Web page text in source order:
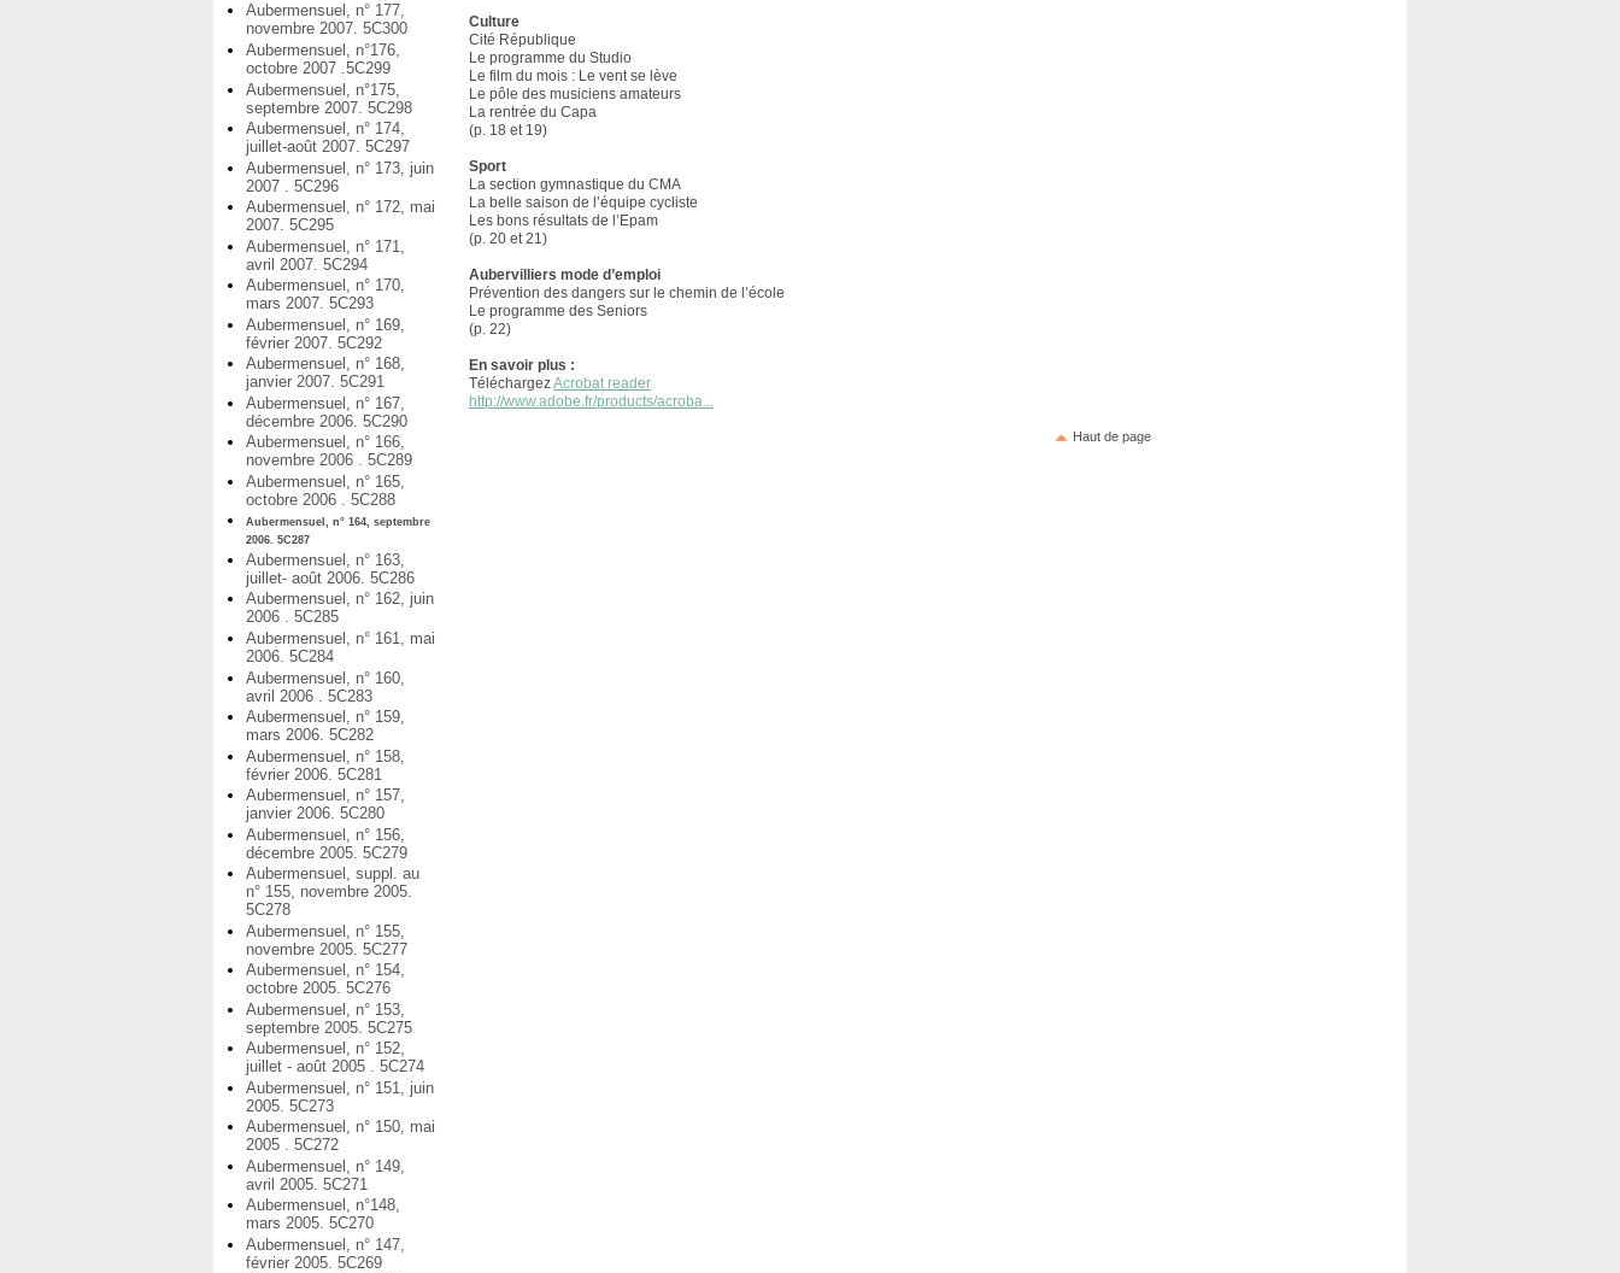
Aubermensuel, n° 177,
novembre 2007. 5C300
Aubermensuel, n°176,
octobre 2007 .5C299
Aubermensuel, n°175,
septembre 2007. 5C298
Aubermensuel, n° 174,
juillet-août 2007. 5C297
Aubermensuel, n° 173, juin
2007 . 5C296
Aubermensuel, n° 172, mai
2007. 5C295
Aubermensuel, n° 171,
avril 2007. 5C294
Aubermensuel, n° 170,
mars 2007. 5C293
Aubermensuel, n° 169,
février 2007. 5C292
Aubermensuel, n° 168,
janvier 2007. 5C291
Aubermensuel, n° 167,
décembre 2006. 5C290
Aubermensuel, n° 166,
novembre 2006 . 5C289
Aubermensuel, n° 165,
octobre 2006 . 5C288
Aubermensuel, n° 164, septembre
2006. 5C287
Aubermensuel, n° 163,
juillet- août 2006. 5C286
Aubermensuel, n° 162, juin
2006 . 5C285
Aubermensuel, n° 161, mai
2006. 5C284
Aubermensuel, n° 160,
avril 2006 . 5C283
Aubermensuel, n° 159,
mars 2006. 5C282
Aubermensuel, n° 158,
février 2006. 5C281
Aubermensuel, n° 157,
janvier 2006. 5C280
Aubermensuel, n° 156,
décembre 2005. 5C279
Aubermensuel, suppl. au
n° 155, novembre 2005.
5C278
Aubermensuel, n° 155,
novembre 2005. 5C277
Aubermensuel, n° 154,
octobre 2005. 5C276
Aubermensuel, n° 153,
septembre 2005. 5C275
Aubermensuel, n° 152,
juillet - août 2005 . 5C274
Aubermensuel, n° 151, juin
2005. 5C273
Aubermensuel, n° 150, mai
2005 . 5C272
Aubermensuel, n° 149,
avril 2005. 5C271
Aubermensuel, n°148,
mars 2005. 5C270
Aubermensuel, n° 147,
février 2005. 5C269
Culture
Cité République
Le programme du Studio
Le film du mois : Le vent se lève
Le pôle des musiciens amateurs
La rentrée du Capa
(p. 18 et 19)
Sport
La section gymnastique du CMA
La belle saison de l’équipe cycliste
Les bons résultats de l’Epam
(p. 20 et 21)
Aubervilliers mode d’emploi
Prévention des dangers sur le chemin de l’école
Le programme des Seniors
(p. 22)
En savoir plus :
TéléchargezAcrobat reader
http://www.adobe.fr/products/acroba...
Haut de page